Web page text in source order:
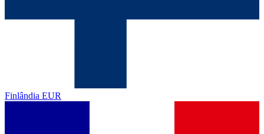
Finlândia EUR